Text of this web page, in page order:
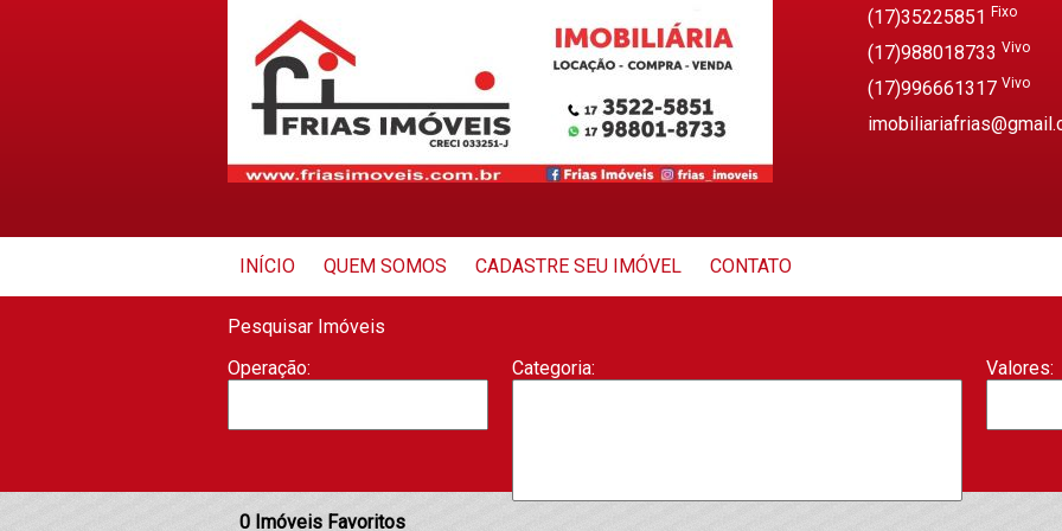
(17)35225851 Fixo
(17)988018733 Vivo
(17)996661317 Vivo
INÍCIO QUEM SOMOS CADASTRE SEU IMÓVEL CONTATO
Pesquisar Imóveis
Operação:
Categoria: Valores:
Cidade:
0 Imóveis Favoritos